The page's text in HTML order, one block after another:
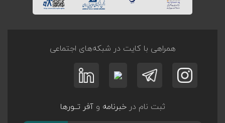
همراهی با کایت در شبکه‌های اجتماعی
ثبت نام درخبرنامه وآفر تــورها